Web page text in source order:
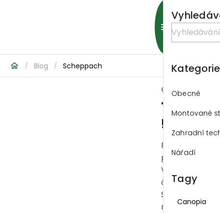
/ Blog / Scheppach
GARLAND ·
5v1
Potřebujete
pořádný úklid?
Všestranný
čisticí stroj
SprayVac 20
nabízí 5 funkcí
Kategorie
Obecné
Montované
Zahradní
Nářadí
Tagy
Canopia